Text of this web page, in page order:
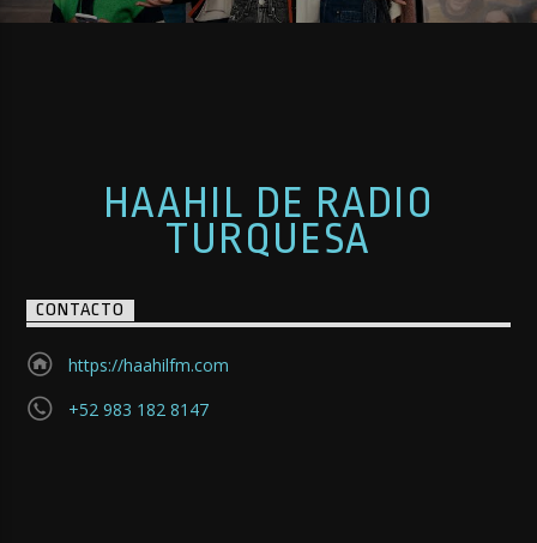
HAAHIL DE RADIO
TURQUESA
CONTACTO
https://haahilfm.com
+52 983 182 8147